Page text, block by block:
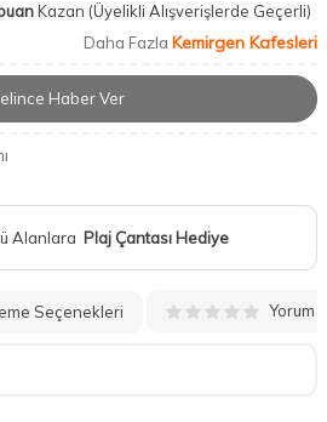
Kazan (Üyelikli Alışverişlerde Geçerli)
Daha Fazla Kemirgen Kafesleri
Haber Ver
Alanlara Plaj Çantası Hediye
Seçenekleri Yorum